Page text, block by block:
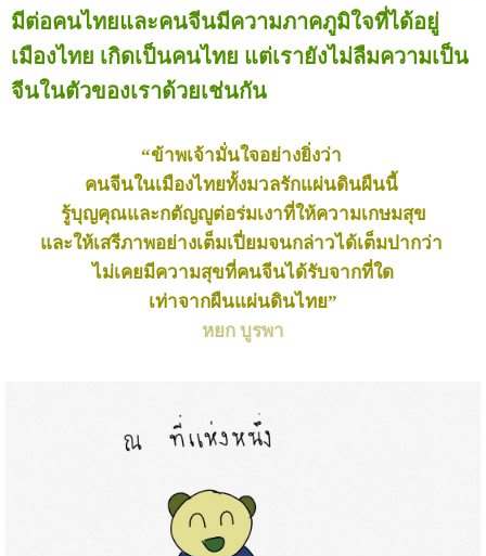
มีต่อคนไทยและคนจีนมีความภาคภูมิใจที่ได้อยู่
เมืองไทย เกิดเป็นคนไทย แต่เรายังไม่ลืมความเป็น
จีนในตัวของเราด้วยเช่นกัน
“ข้าพเจ้ามั่นใจอย่างยิ่งว่า
คนจีนในเมืองไทยทั้งมวลรักแผ่นดินผืนนี้
รู้บุญคุณและกตัญญูต่อร่มเงาที่ให้ความเกษมสุข
และให้เสรีภาพอย่างเต็มเปี่ยมจนกล่าวได้เต็มปากว่า
ไม่เคยมีความสุขที่คนจีนได้รับจากที่ใด
เท่าจากผืนแผ่นดินไทย”
หยก บูรพา